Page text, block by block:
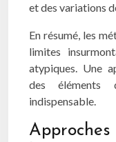
et des variations
En résumé, les
limites
atypiques. Une
des éléments
indispensable.
Approches